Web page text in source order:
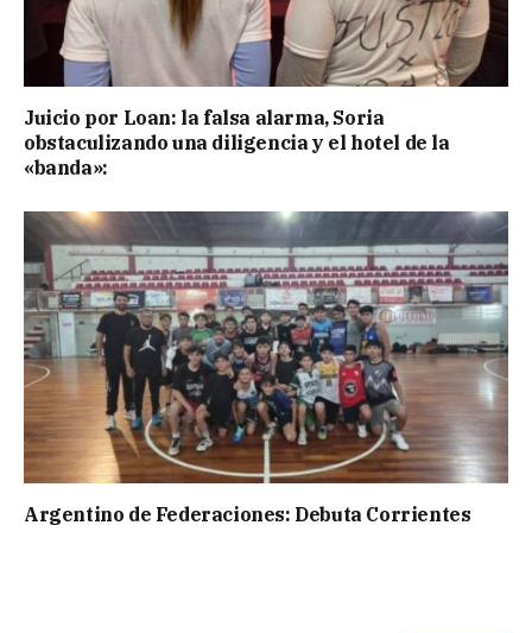
Juicio por Loan: la falsa alarma, Soria
obstaculizando una diligencia y el hotel de la
«banda»:
Argentino de Federaciones: Debuta Corrientes